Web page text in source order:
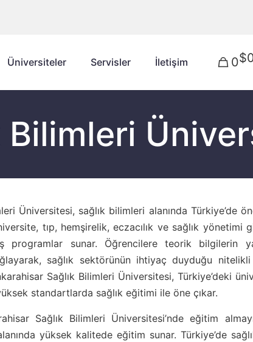
Üniversiteler Servisler İletişim 0
Bilimleri
Üniversitesi, sağlık bilimleri alanında Türkiye’de
tıp, hemşirelik, eczacılık ve sağlık yönetimi
programlar sunar. Öğrencilere teorik bilgilerin
sağlık sektörünün ihtiyaç duyduğu
Sağlık Bilimleri Üniversitesi, Türkiye’deki
standartlarda sağlık eğitimi ile öne çıkar.
Sağlık Bilimleri Üniversitesi’nde eğitim
yüksek kalitede eğitim sunar. Türkiye’de